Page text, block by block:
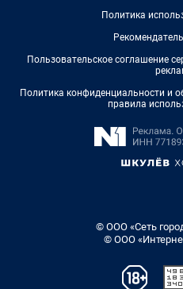
Политика
Пользовательское соглашение
Политика конфиденциальности и
правила
© ООО «Сеть
© ООО